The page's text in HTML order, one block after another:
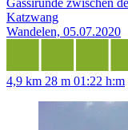
Katzwang
Wandelen, 05.07.2020
4,9 km 28 m 01:22 h:m